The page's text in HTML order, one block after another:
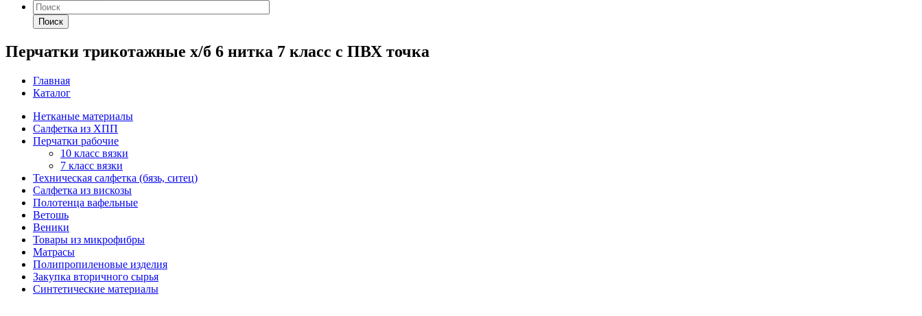
Поиск
Перчатки трикотажные х/б 6 нитка 7 класс с ПВХ точка
Главная
Каталог
Нетканые материалы
Салфетка из ХПП
Перчатки рабочие
10 класс вязки
7 класс вязки
Техническая салфетка (бязь, ситец)
Салфетка из вискозы
Полотенца вафельные
Ветошь
Веники
Товары из микрофибры
Матрасы
Полипропиленовые изделия
Закупка вторичного сырья
Синтетические материалы